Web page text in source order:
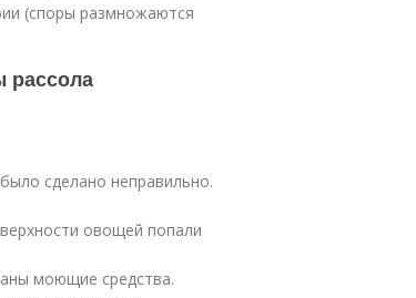
(споры размножаются
рассола
сделано неправильно.
овощей попали
моющие средства.